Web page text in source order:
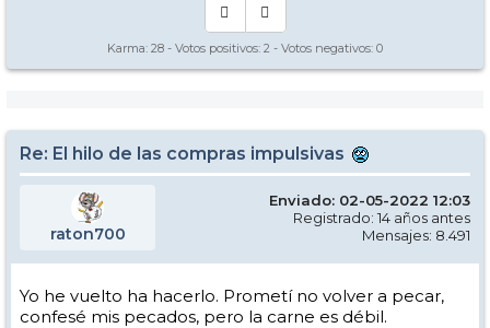
Karma: 28 - Votos positivos: 2 - Votos negativos: 0
Re: El hilo de las compras impulsivas
raton700
Enviado: 02-05-2022 12:03
Registrado: 14 años antes
Mensajes: 8.491
Yo he vuelto ha hacerlo. Prometí no volver a pecar,
confesé mis pecados, pero la carne es débil.